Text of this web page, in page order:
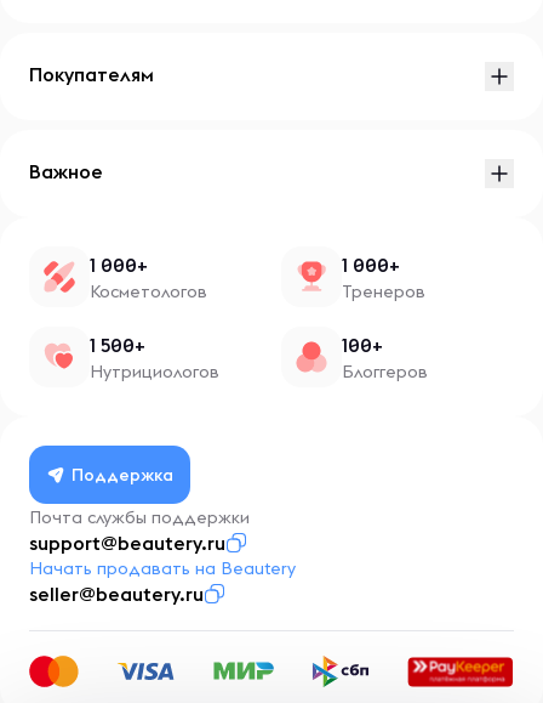
Покупателям
Важное
1 000+
Косметологов
1 000+
Тренеров
1 500+
Нутрициологов
100+
Блоггеров
Поддержка
Почта службы поддержки
support@beautery.ru
Начать продавать на Beautery
seller@beautery.ru